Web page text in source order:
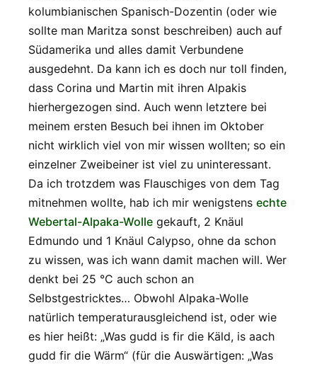
kolumbianischen Spanisch-Dozentin (oder wie
sollte man Maritza sonst beschreiben) auch auf
Südamerika und alles damit Verbundene
ausgedehnt. Da kann ich es doch nur toll finden,
dass Corina und Martin mit ihren Alpakis
hierhergezogen sind. Auch wenn letztere bei
meinem ersten Besuch bei ihnen im Oktober
nicht wirklich viel von mir wissen wollten; so ein
einzelner Zweibeiner ist viel zu uninteressant.
Da ich trotzdem was Flauschiges von dem Tag
mitnehmen wollte, hab ich mir wenigstens echte
Webertal-Alpaka-Wolle gekauft, 2 Knäul
Edmundo und 1 Knäul Calypso, ohne da schon
zu wissen, was ich wann damit machen will. Wer
denkt bei 25 °C auch schon an
Selbstgestricktes… Obwohl Alpaka-Wolle
natürlich temperaturausgleichend ist, oder wie
es hier heißt: „Was gudd is fir die Käld, is aach
gudd fir die Wärm“ (für die Auswärtigen: „Was